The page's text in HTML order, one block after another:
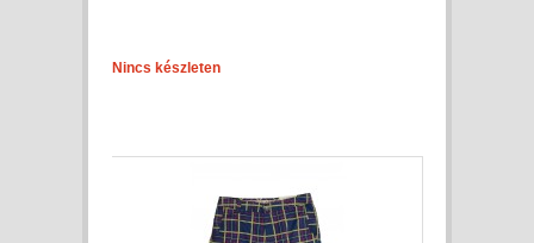
Nincs készleten